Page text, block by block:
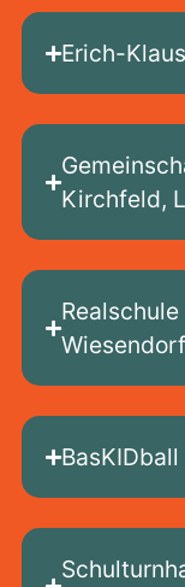
Erich-
Kirchfeld,
Wiesendorf